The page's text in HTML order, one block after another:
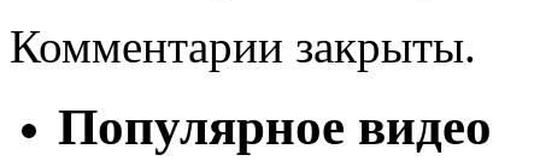
Комментарии закрыты.
Популярное видео